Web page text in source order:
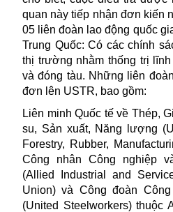
quan này tiếp nhận đơn kiến
05 liên đoàn lao động quốc
Trung Quốc: Có các chính
thị trường nhằm thống trị
và đóng tàu. Những liên
đơn lên USTR, bao gồm:
Liên minh Quốc tế về Thép,
su, Sản xuất, Năng lượng
Forestry, Rubber,
Công nhân Công nghiệp
(Allied Industrial and
Union) và Công đoàn
(United Steelworkers) thuộc